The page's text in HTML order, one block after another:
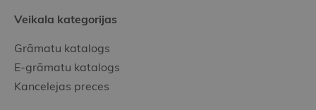
Veikala kategorijas
Grāmatu katalogs
E-grāmatu katalogs
Kancelejas preces